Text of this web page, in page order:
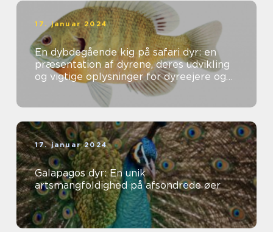
17. januar 2024
En dybdegående kig på safari dyr: en
præsentation af dyrene, deres udvikling
og vigtige oplysninger for dyreejere og
dyreelskere
17. januar 2024
Galapagos dyr: En unik
artsmangfoldighed på afsondrede øer